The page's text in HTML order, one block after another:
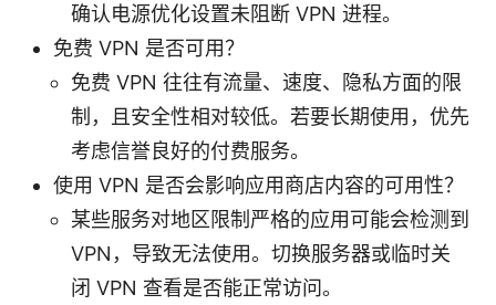
确认电源优化设置未阻断 VPN 进程。
免费 VPN 是否可用？
免费 VPN 往往有流量、速度、隐私方面的限
制，且安全性相对较低。若要长期使用，优先
考虑信誉良好的付费服务。
使用 VPN 是否会影响应用商店内容的可用性？
某些服务对地区限制严格的应用可能会检测到
VPN，导致无法使用。切换服务器或临时关
闭 VPN 查看是否能正常访问。